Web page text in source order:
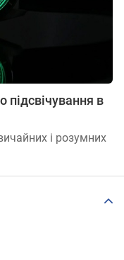
підсвічування в
і розумних